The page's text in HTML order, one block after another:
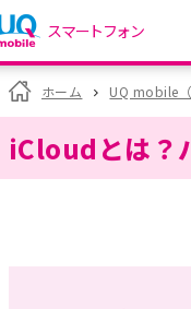
スマートフォン
my UQ WiMAX
UQ WiMAX ご契約の方
My UQ mobile
UQ mobile ご契約の方
ホーム UQ mobile
iCloudとは？